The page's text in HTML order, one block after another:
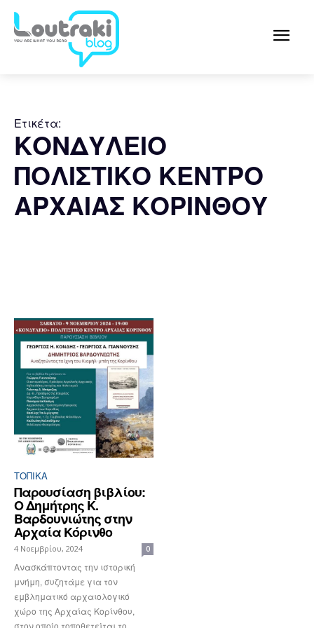
Ετικέτα:
ΚΟΝΔΥΛΕΙΟ
ΠΟΛΙΣΤΙΚΟ ΚΕΝΤΡΟ
ΑΡΧΑΙΑΣ ΚΟΡΙΝΘΟΥ
ΤΟΠΙΚΑ
Παρουσίαση βιβλίου:
O Δημήτρης Κ.
Βαρδουνιώτης στην
Αρχαία Κόρινθο
4 Νοεμβρίου, 2024 0
Ανασκάπτοντας την ιστορική
μνήμη, συζητάμε για τον
εμβληματικό αρχαιολογικό
χώρο της Αρχαίας Κορίνθου,
στον οποίο τοποθετείται το